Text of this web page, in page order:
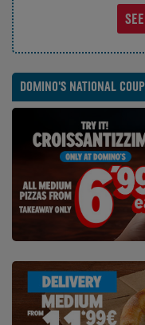
DOMINO'S NATIONAL